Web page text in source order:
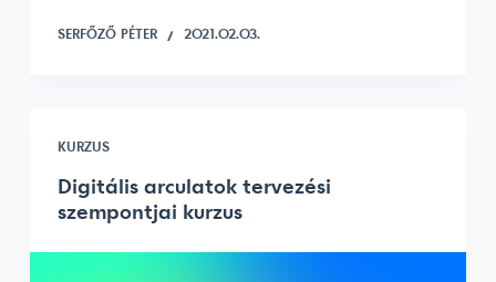
SERFŐZŐ PÉTER 2021.02.03.
KURZUS
Digitális arculatok tervezési
szempontjai kurzus